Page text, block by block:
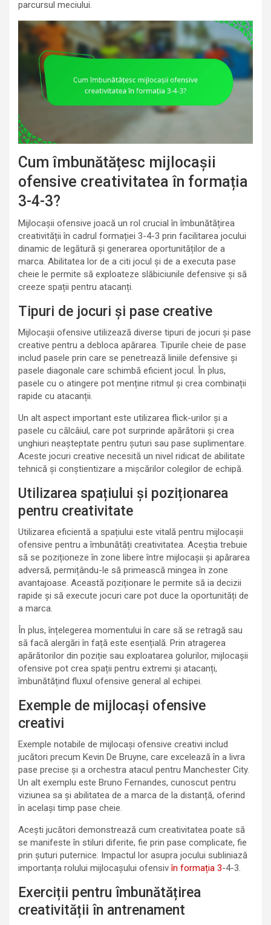
parcursul meciului.
Cum îmbunătățesc mijlocașii
ofensive creativitatea în formația
3-4-3?
Mijlocașii ofensive joacă un rol crucial în îmbunătățirea
creativității în cadrul formației 3-4-3 prin facilitarea jocului
dinamic de legătură și generarea oportunităților de a
marca. Abilitatea lor de a citi jocul și de a executa pase
cheie le permite să exploateze slăbiciunile defensive și să
creeze spații pentru atacanți.
Tipuri de jocuri și pase creative
Mijlocașii ofensive utilizează diverse tipuri de jocuri și pase
creative pentru a debloca apărarea. Tipurile cheie de pase
includ pasele prin care se penetrează liniile defensive și
pasele diagonale care schimbă eficient jocul. În plus,
pasele cu o atingere pot menține ritmul și crea combinații
rapide cu atacanții.
Un alt aspect important este utilizarea flick-urilor și a
pasele cu călcâiul, care pot surprinde apărătorii și crea
unghiuri neașteptate pentru șuturi sau pase suplimentare.
Aceste jocuri creative necesită un nivel ridicat de abilitate
tehnică și conștientizare a mișcărilor colegilor de echipă.
Utilizarea spațiului și poziționarea
pentru creativitate
Utilizarea eficientă a spațiului este vitală pentru mijlocașii
ofensive pentru a îmbunătăți creativitatea. Aceștia trebuie
să se poziționeze în zone libere între mijlocașii și apărarea
adversă, permițându-le să primească mingea în zone
avantajoase. Această poziționare le permite să ia decizii
rapide și să execute jocuri care pot duce la oportunități de
a marca.
În plus, înțelegerea momentului în care să se retragă sau
să facă alergări în față este esențială. Prin atragerea
apărătorilor din poziție sau exploatarea golurilor, mijlocașii
ofensive pot crea spații pentru extremi și atacanți,
îmbunătățind fluxul ofensive general al echipei.
Exemple de mijlocași ofensive
creativi
Exemple notabile de mijlocași ofensive creativi includ
jucători precum Kevin De Bruyne, care excelează în a livra
pase precise și a orchestra atacul pentru Manchester City.
Un alt exemplu este Bruno Fernandes, cunoscut pentru
viziunea sa și abilitatea de a marca de la distanță, oferind
în același timp pase cheie.
Acești jucători demonstrează cum creativitatea poate să
se manifeste în stiluri diferite, fie prin pase complicate, fie
prin șuturi puternice. Impactul lor asupra jocului subliniază
importanța rolului mijlocașului ofensivîn formația 3-4-3.
Exerciții pentru îmbunătățirea
creativității în antrenament